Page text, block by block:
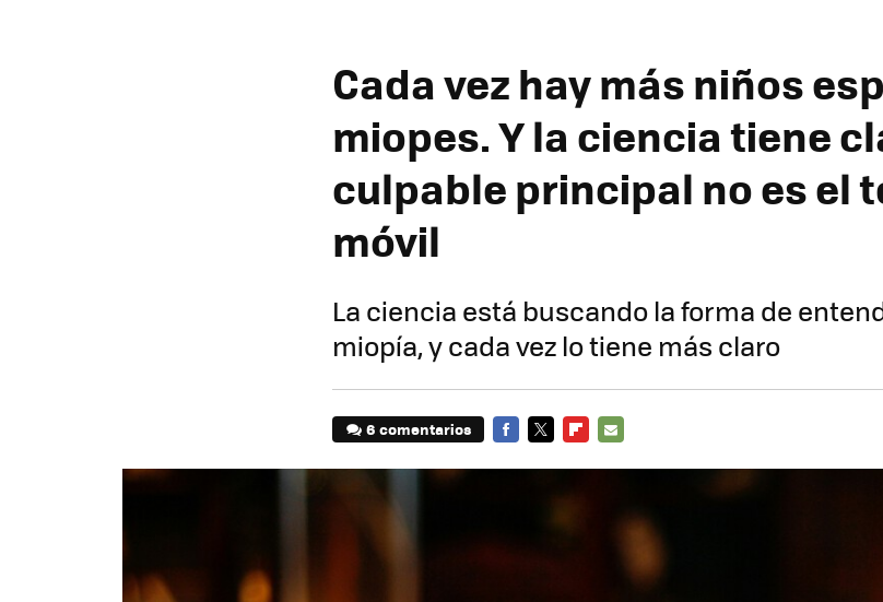
Cada vez hay más niños
miopes. Y la ciencia tiene
culpable principal no es el
móvil
La ciencia está buscando la forma de
miopía, y cada vez lo tiene más claro
6 comentarios